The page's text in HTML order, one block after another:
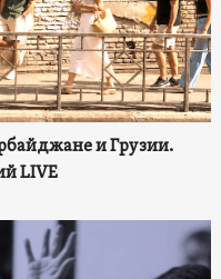
и Грузии.
LIVE